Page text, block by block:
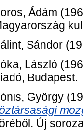
Ádám
Sándor
László
Budapest.
György
Új